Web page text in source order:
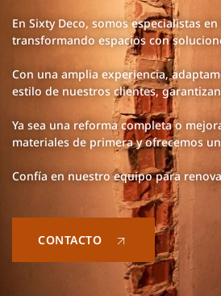
En Sixty Deco, somos especialistas
transformando espacios con
Con una amplia experiencia,
estilo de nuestros clientes,
Ya sea una reforma completa o
materiales de primera y ofrecemos
Confía en nuestro equipo para
CONTACTO